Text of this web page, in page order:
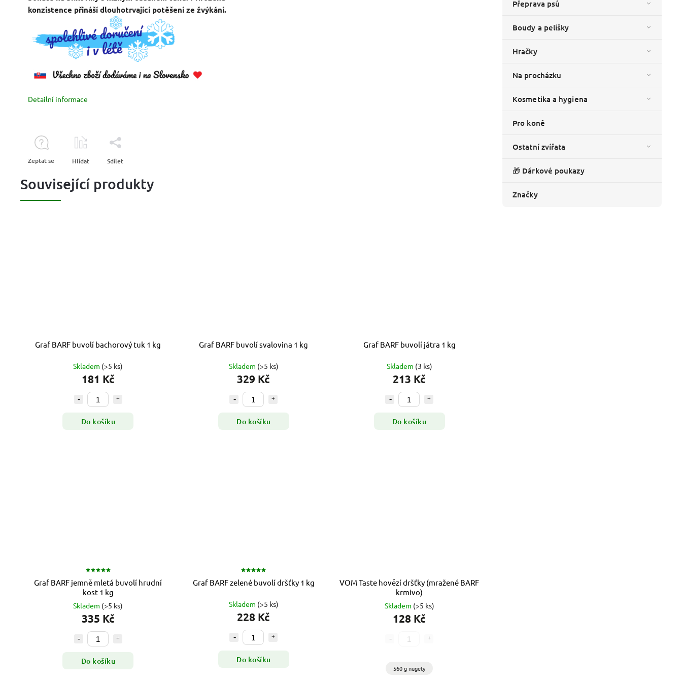
Přeprava psů
Boudy a pelíšky
Hračky
Na procházku
Kosmetika a hygiena
Pro koně
Ostatní zvířata
🎁 Dárkové poukazy
Značky
konzistence přináší dlouhotrvající potěšení ze žvýkání.
Detailní informace
Zeptat se Hlídat Sdílet
Související produkty
Graf BARF buvolí bachorový tuk 1 kg
Skladem (>5 ks)
181 Kč
Do košíku
Graf BARF buvolí svalovina 1 kg
Skladem (>5 ks)
329 Kč
Do košíku
Graf BARF buvolí játra 1 kg
Skladem (3 ks)
213 Kč
Do košíku
Graf BARF jemně mletá buvolí hrudní
kost 1 kg
Skladem (>5 ks)
335 Kč
Do košíku
Graf BARF zelené buvolí dršťky 1 kg
Skladem (>5 ks)
228 Kč
Do košíku
VOM Taste hovězí dršťky (mražené BARF
krmivo)
Skladem (>5 ks)
128 Kč
560 g nugety